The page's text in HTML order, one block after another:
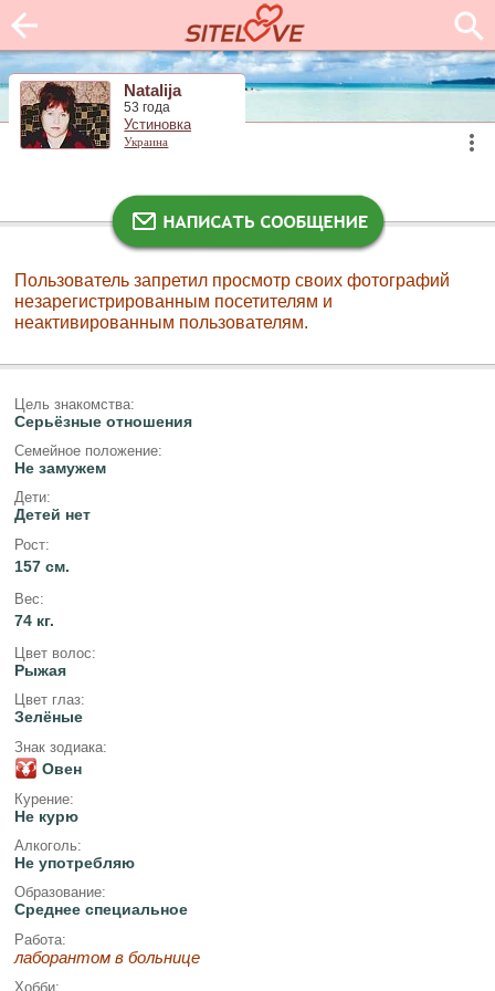
Natalija
53 года
Устиновка
Украина
Пользователь запретил просмотр своих фотографий
незарегистрированным посетителям и
неактивированным пользователям.
Цель знакомства:
Серьёзные отношения
Семейное положение:
Не замужем
Дети:
Детей нет
Рост:
157 см.
Вес:
74 кг.
Цвет волос:
Рыжая
Цвет глаз:
Зелёные
Знак зодиака:
Овен
Курение:
Не курю
Алкоголь:
Не употребляю
Образование:
Среднее специальное
Работа:
лаборантом в больнице
Хобби: